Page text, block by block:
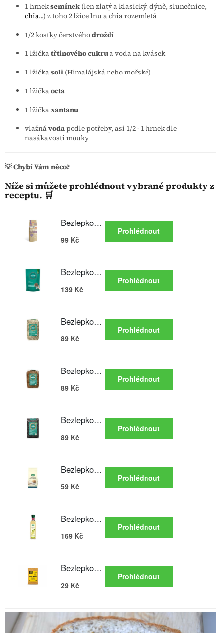
1 hrneksemínek (len zlatý a klasický, dýně, slunečnice,
chia...) z toho 2 lžíce lnu a chia rozemletá
1/2 kostky čerstvéhodroždí
1 lžičkatřtinového cukrua voda na kvásek
1 lžičkasoli (Himalájská nebo mořské)
1 lžičkaocta
1 lžičkaxantanu
vlažnávodapodle potřeby, asi 1/2 - 1 hrnek dle
nasákavosti mouky
💡 Chybí Vám něco?
Níže si můžete prohlédnout vybrané produkty z
receptu. 🛒